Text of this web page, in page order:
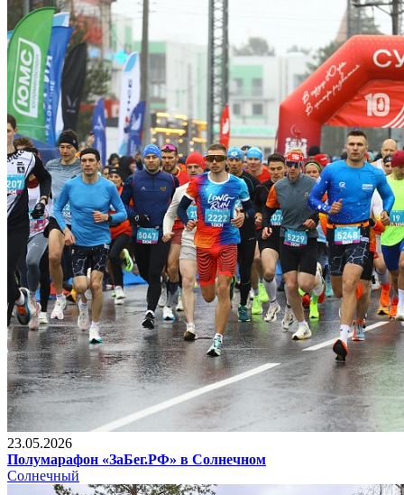
23.05.2026
Полумарафон «ЗаБег.РФ» в Солнечном
Солнечный